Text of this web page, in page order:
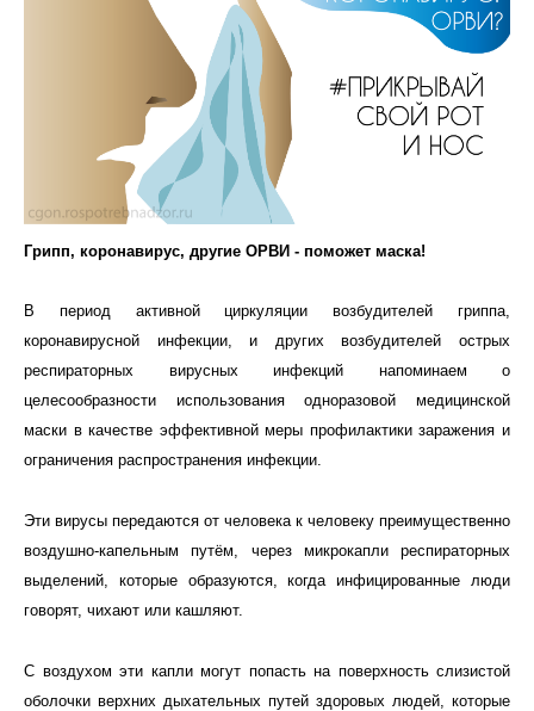
Грипп, коронавирус, другие ОРВИ - поможет маска!
В период активной циркуляции возбудителей гриппа,
коронавирусной инфекции, и других возбудителей острых
респираторных вирусных инфекций напоминаем о
целесообразности использования одноразовой медицинской
маски в качестве эффективной меры профилактики заражения и
ограничения распространения инфекции.
Эти вирусы передаются от человека к человеку преимущественно
воздушно-капельным путём, через микрокапли респираторных
выделений, которые образуются, когда инфицированные люди
говорят, чихают или кашляют.
С воздухом эти капли могут попасть на поверхность слизистой
оболочки верхних дыхательных путей здоровых людей, которые